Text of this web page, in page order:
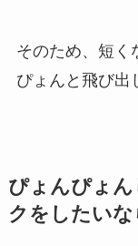
そのため、短く
ぴょんと飛び出
ぴょんぴょ
クをしたいな